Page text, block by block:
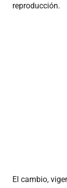
reproducción.
El cambio,